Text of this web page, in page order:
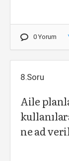
0 Yorum
8.Soru
Aile
ne ad